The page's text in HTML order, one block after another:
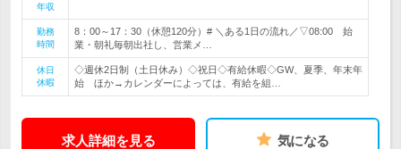
年収
勤務
時間
8：00～17：30（休憩120分）# ＼ある1日の流れ／▽08:00 始
業・朝礼毎朝出社し、営業メ…
休日
休暇
◇週休2日制（土日休み）◇祝日◇有給休暇◇GW、夏季、年末年
始 ほか→カレンダーによっては、有給を組…
求人詳細を見る 気になる